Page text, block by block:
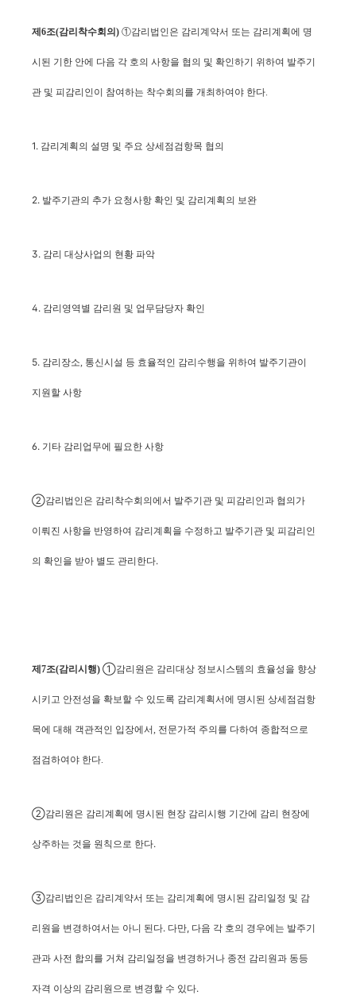
제6조(감리착수회의) ①감리법인은 감리계약서 또는 감리계획에 명
시된 기한 안에 다음 각 호의 사항을 협의 및 확인하기 위하여 발주기
관 및 피감리인이 참여하는 착수회의를 개최하여야 한다.
1. 감리계획의 설명 및 주요 상세점검항목 협의
2. 발주기관의 추가 요청사항 확인 및 감리계획의 보완
3. 감리 대상사업의 현황 파악
4. 감리영역별 감리원 및 업무담당자 확인
5. 감리장소, 통신시설 등 효율적인 감리수행을 위하여 발주기관이
지원할 사항
6. 기타 감리업무에 필요한 사항
②감리법인은 감리착수회의에서 발주기관 및 피감리인과 협의가
이뤄진 사항을 반영하여 감리계획을 수정하고 발주기관 및 피감리인
의 확인을 받아 별도 관리한다.
제7조(감리시행) ①감리원은 감리대상 정보시스템의 효율성을 향상
시키고 안전성을 확보할 수 있도록 감리계획서에 명시된 상세점검항
목에 대해 객관적인 입장에서, 전문가적 주의를 다하여 종합적으로
점검하여야 한다.
②감리원은 감리계획에 명시된 현장 감리시행 기간에 감리 현장에
상주하는 것을 원칙으로 한다.
③감리법인은 감리계약서 또는 감리계획에 명시된 감리일정 및 감
리원을 변경하여서는 아니 된다. 다만, 다음 각 호의 경우에는 발주기
관과 사전 합의를 거쳐 감리일정을 변경하거나 종전 감리원과 동등
자격 이상의 감리원으로 변경할 수 있다.